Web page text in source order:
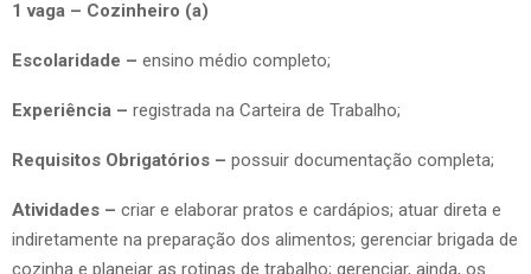
1 vaga – Cozinheiro (a)
Escolaridade – ensino médio completo;
Experiência – registrada na Carteira de Trabalho;
Requisitos Obrigatórios – possuir documentação completa;
Atividades – criar e elaborar pratos e cardápios; atuar direta e
indiretamente na preparação dos alimentos; gerenciar brigada de
cozinha e planejar as rotinas de trabalho; gerenciar, ainda, os